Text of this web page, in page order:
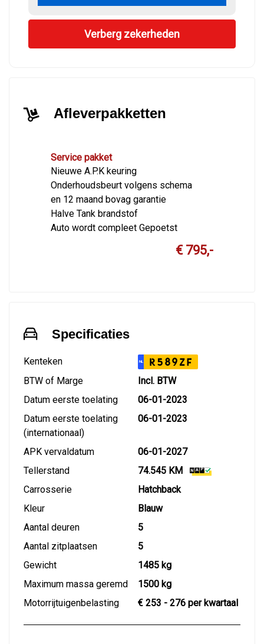
Verberg zekerheden
Afleverpakketten
Service pakket
Nieuwe A.P.K keuring
Onderhoudsbeurt volgens schema
en 12 maand bovag garantie
Halve Tank brandstof
Auto wordt compleet Gepoetst
€ 795,-
Specificaties
Kenteken NL R589ZF
BTW of Marge
Incl. BTW
Datum eerste toelating
06-01-2023
Datum eerste toelating
(internationaal)
06-01-2023
APK vervaldatum
06-01-2027
Tellerstand
74.545 KM
Carrosserie
Hatchback
Kleur
Blauw
Aantal deuren
5
Aantal zitplaatsen
5
Gewicht
1485 kg
Maximum massa geremd
1500 kg
Motorrijtuigenbelasting
€ 253 - 276 per kwartaal